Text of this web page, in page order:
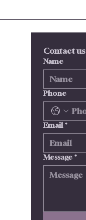
Contact us
Name
Phone
Email *
Message *